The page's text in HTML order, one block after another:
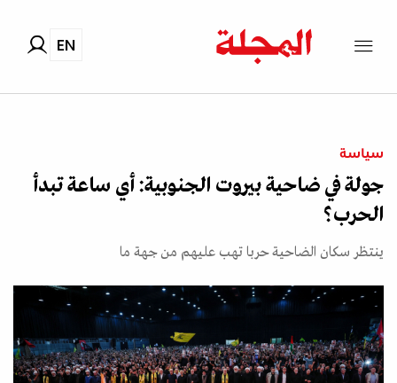
EN
سياسة
جولة في ضاحية بيروت الجنوبية: أي ساعة تبدأ
الحرب؟
ينتظر سكان الضاحية حربا تهب عليهم من جهة ما